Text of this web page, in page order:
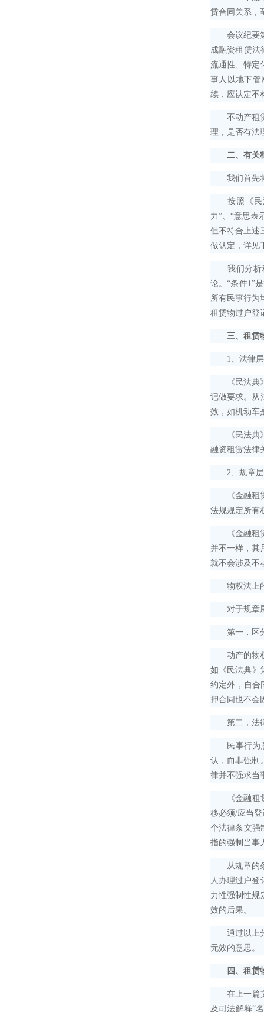
赁合同关系，
会议纪要第
成融资租赁法
流通性、特定
事人以地下管
续，应认定不
不动产租赁
理，是否有法
二、有关
我们首先将
按照《民法
力”、“意思表
但不符合上述
做认定，详见
我们分析租
论。“条件1”
所有民事行为
租赁物过户登
三、租赁
1、法律层
《民法典》
记做要求。从
效，如机动车
《民法典》
融资租赁法律
2、规章层
《金融租赁
法规规定所有
《金融租赁
并不一样，其
就不会涉及不
物权法上的
对于规章层
第一，区分
动产的物权
如《民法典》
约定外，自合
押合同也不会
第二，法律
民事行为意
认，而非强制
律并不强求当
《金融租赁
移必须/应当
个法律条文强
指的强制当事
从规章的条
人办理过户登
力性强制性规
效的后果。
通过以上分
无效的意思。
四、租赁
在上一篇文
及司法解释“